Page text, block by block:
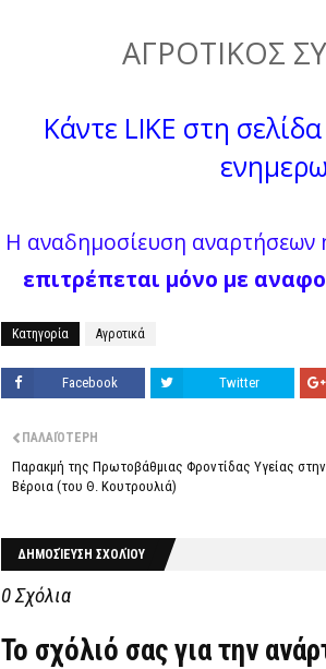
ΑΓΡΟΤIΚΟΣ
Κάντε LIKE στη
Η αναδημοσίευση
επιτρέπεται μόνο με
Κατηγορία Αγροτικά
Facebook Twitter
ΠΑΛΑΙΌΤΕΡΗ
Παρακμή της Πρωτοβάθμιας Φροντίδας Υγείας στην
Βέροια (του Θ. Κουτρουλιά)
ΔΗΜΟΣΊΕΥΣΗ ΣΧΟΛΊΟΥ
0 Σχόλια
Το σχόλιό σας για την